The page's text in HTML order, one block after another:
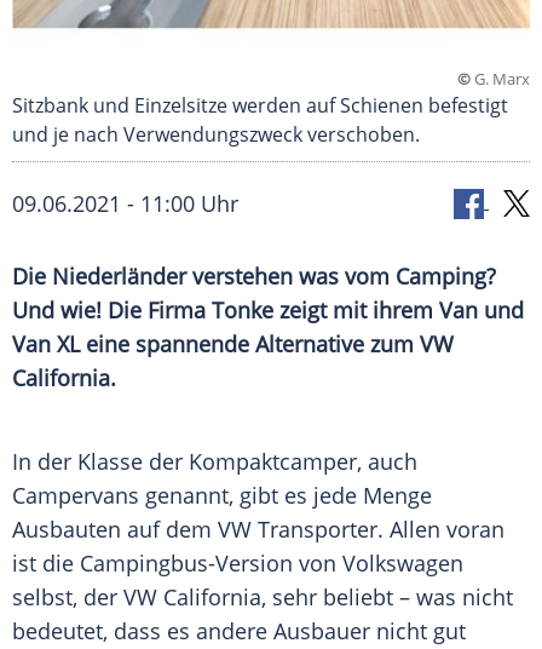
©G. Marx
Sitzbank und Einzelsitze werden auf Schienen befestigt
und je nach Verwendungszweck verschoben.
09.06.2021 - 11:00 Uhr
Die Niederländer verstehen was vom Camping?
Und wie! Die Firma Tonke zeigt mit ihrem Van und
Van XL eine spannende Alternative zum VW
California.
In der Klasse der Kompaktcamper, auch
Campervans genannt, gibt es jede Menge
Ausbauten auf dem VW Transporter. Allen voran
ist die Campingbus-Version von Volkswagen
selbst, der VW California, sehr beliebt – was nicht
bedeutet, dass es andere Ausbauer nicht gut